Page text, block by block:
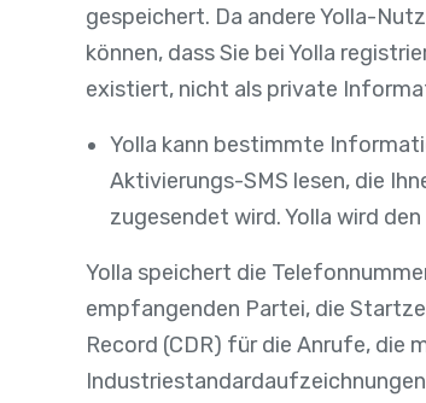
gespeichert. Da andere Yolla-
können, dass Sie bei Yolla
existiert, nicht als private
Yolla kann bestimmte
Aktivierungs-SMS lesen, die
zugesendet wird. Yolla wird
Yolla speichert die
empfangenden Partei, die
Record (CDR) für die Anrufe, die